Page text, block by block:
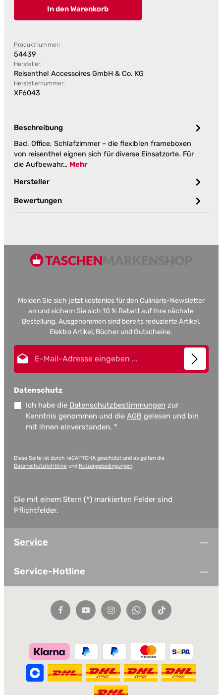
In den Warenkorb
Produktnummer:
54439
Hersteller:
Reisenthel Accessoires GmbH & Co. KG
Herstellernummer:
XF6043
Beschreibung
Bad, Office, Schlafzimmer – die flexiblen frameboxen
von reisenthel eignen sich für diverse Einsatzorte. Für
die Aufbewahr… Mehr
Hersteller
Bewertungen
Melden Sie sich jetzt kostenlos für den Culinaris-Newsletter
an und sichern Sie sich 10 % Rabatt auf Ihre nächste
Bestellung. Ausgenommen sind bereits reduzierte Artikel,
Elektro Artikel, Bücher und Gutscheine.
Datenschutz
Ich habe die Datenschutzbestimmungen zur
Kenntnis genommen und die AGB gelesen und bin
mit ihnen einverstanden. *
Diese Seite ist durch reCAPTCHA geschützt und es gelten die
Datenschutzrichtlinieund Nutzungsbedingungen.
Die mit einem Stern (*) markierten Felder sind
Pflichtfelder.
Service
Service-Hotline